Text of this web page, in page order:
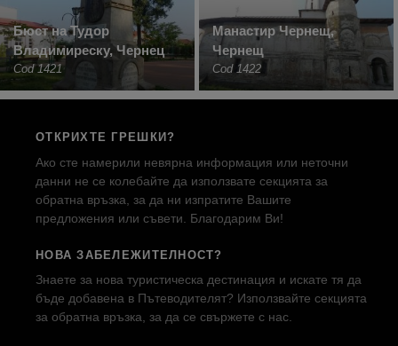
Бюст на Тудор
Владимиреску, Чернец
Cod 1421
Манастир Чернещ,
Чернещ
Cod 1422
ОТКРИХТЕ ГРЕШКИ?
Ако сте намерили невярна информация или неточни
данни не се колебайте да използвате секцията за
обратна връзка, за да ни изпратите Вашите
предложения или съвети. Благодарим Ви!
НОВА ЗАБЕЛЕЖИТЕЛНОСТ?
Знаете за нова туристическа дестинация и искате тя да
бъде добавена в Пътеводителят? Използвайте секцията
за обратна връзка, за да се свържете с нас.